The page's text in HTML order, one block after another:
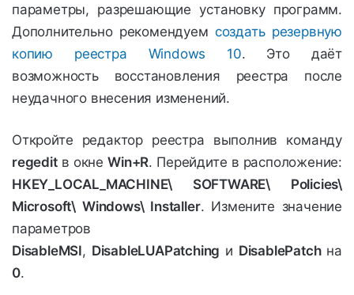
параметры, разрешающие установку программ.
Дополнительно рекомендуем создать резервную
копию реестра Windows 10. Это даёт
возможность восстановления реестра после
неудачного внесения изменений.
Откройте редактор реестра выполнив команду
regeditв окнеWin+R. Перейдите в расположение:
HKEY_LOCAL_MACHINE\ SOFTWARE\ Policies\
Microsoft\ Windows\ Installer. Измените значение
параметров
DisableMSI, DisableLUAPatching и DisablePatchна
0.